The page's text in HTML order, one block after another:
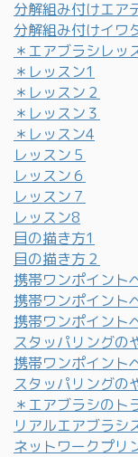
分解組み付けエア
分解組み付けイワ
＊エアブラシレッ
＊レッスン1
＊レッスン２
＊レッスン３
＊レッスン4
レッスン５
レッスン６
レッスン７
レッスン8
目の描き方1
目の描き方２
携帯ワンポイント
携帯ワンポイント
携帯ワンポイント
スタッパリングの
携帯ワンポイント
スタッパリングの
＊エアブラシのト
リアルエアブラシ
ネットワークプリ